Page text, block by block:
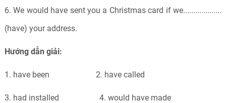
6. We would have sent you a Christmas card if we...................
(have) your address.
Hướng dẫn giải:
1. have been 2. have called
3. had installed 4. would have made